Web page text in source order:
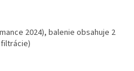
2024), balenie obsahuje 2